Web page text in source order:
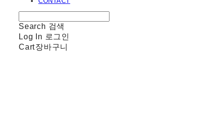
Search 검색
Log In 로그인
Cart장바구니